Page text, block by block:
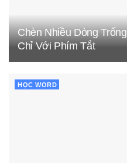
Chèn Nhiều Dòng
Chỉ Với Phím Tắt
HỌC WORD